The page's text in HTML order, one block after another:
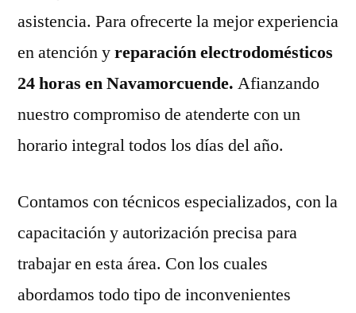
asistencia. Para ofrecerte la mejor experiencia
en atención yreparación electrodomésticos
24 horas en Navamorcuende. Afianzando
nuestro compromiso de atenderte con un
horario integral todos los días del año.
Contamos con técnicos especializados, con la
capacitación y autorización precisa para
trabajar en esta área. Con los cuales
abordamos todo tipo de inconvenientes